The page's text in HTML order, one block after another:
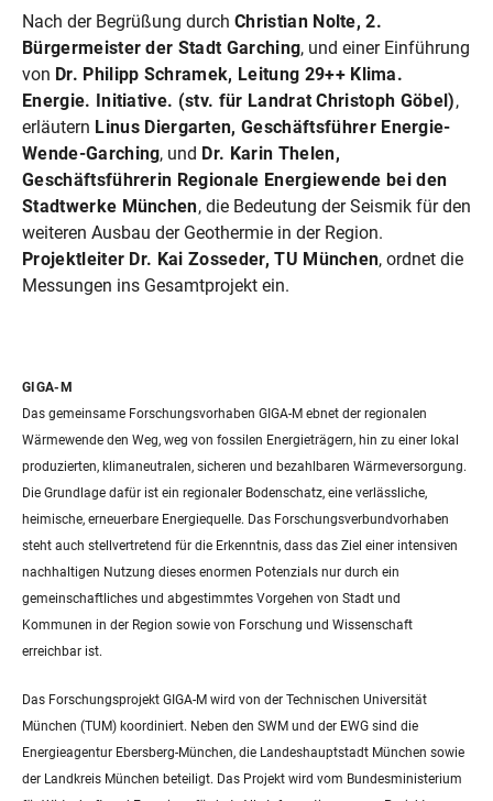
Nach der Begrüßung durch Christian Nolte, 2.
Bürgermeister der Stadt Garching, und einer Einführung
von Dr. Philipp Schramek, Leitung 29++ Klima.
Energie. Initiative. (stv. für Landrat Christoph Göbel),
erläutern Linus Diergarten, Geschäftsführer Energie-
Wende-Garching, und Dr. Karin Thelen,
Geschäftsführerin Regionale Energiewende bei den
Stadtwerke München, die Bedeutung der Seismik für den
weiteren Ausbau der Geothermie in der Region.
Projektleiter Dr. Kai Zosseder, TU München, ordnet die
Messungen ins Gesamtprojekt ein.
GIGA-M
Das gemeinsame Forschungsvorhaben GIGA-M ebnet der regionalen
Wärmewende den Weg, weg von fossilen Energieträgern, hin zu einer lokal
produzierten, klimaneutralen, sicheren und bezahlbaren Wärmeversorgung.
Die Grundlage dafür ist ein regionaler Bodenschatz, eine verlässliche,
heimische, erneuerbare Energiequelle. Das Forschungsverbundvorhaben
steht auch stellvertretend für die Erkenntnis, dass das Ziel einer intensiven
nachhaltigen Nutzung dieses enormen Potenzials nur durch ein
gemeinschaftliches und abgestimmtes Vorgehen von Stadt und
Kommunen in der Region sowie von Forschung und Wissenschaft
erreichbar ist.
Das Forschungsprojekt GIGA-M wird von der Technischen Universität
München (TUM) koordiniert. Neben den SWM und der EWG sind die
Energieagentur Ebersberg-München, die Landeshauptstadt München sowie
der Landkreis München beteiligt. Das Projekt wird vom Bundesministerium